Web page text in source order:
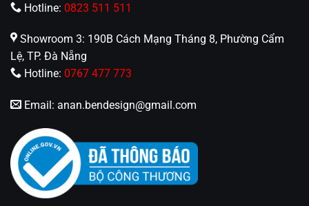
Hotline: 0823 511 511
Showroom 3: 190B Cách Mạng Tháng 8, Phường Cẩm
Lệ, TP. Đà Nẵng
Hotline: 0767 477 773
Email: anan.bendesign@gmail.com